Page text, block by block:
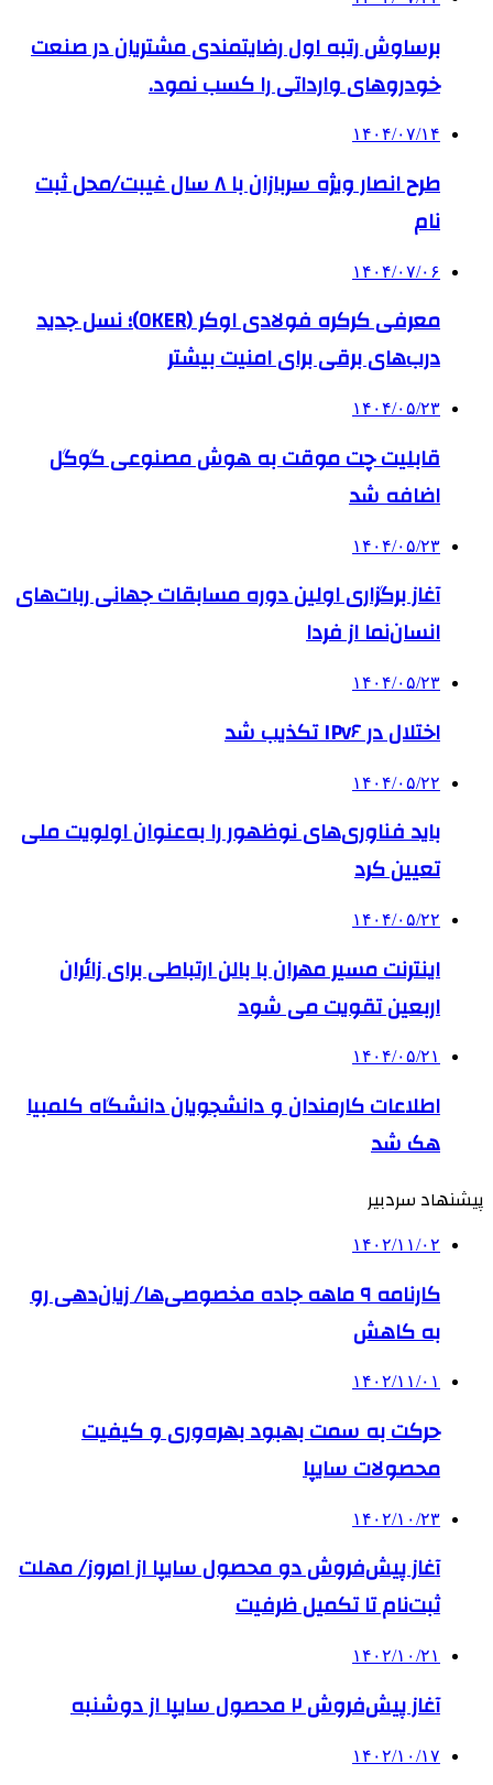
برساوش رتبه اول رضایتمندی مشتریان در صنعت
خودروهای وارداتی را کسب نمود.
۱۴۰۴/۰۷/۱۴
طرح انصار ویژه سربازان با ۸ سال غیبت/محل ثبت
نام
۱۴۰۴/۰۷/۰۶
معرفی کرکره فولادی اوکر (OKER)؛ نسل جدید
درب‌های برقی برای امنیت بیشتر
۱۴۰۴/۰۵/۲۳
قابلیت چت موقت به هوش مصنوعی گوگل
اضافه شد
۱۴۰۴/۰۵/۲۳
آغاز برگزاری اولین دوره مسابقات جهانی ربات‌های
انسان‌نما از فردا
۱۴۰۴/۰۵/۲۳
اختلال در IPv۶ تکذیب شد
۱۴۰۴/۰۵/۲۲
باید فناوری‌های نوظهور را به‌عنوان اولویت ملی
تعیین کرد
۱۴۰۴/۰۵/۲۲
اینترنت مسیر مهران با بالن ارتباطی برای زائران
اربعین تقویت می شود
۱۴۰۴/۰۵/۲۱
اطلاعات کارمندان و دانشجویان دانشگاه کلمبیا
هک شد
پیشنهاد سردبیر
۱۴۰۲/۱۱/۰۲
کارنامه ۹ ماهه جاده مخصوصی‌ها/ زیان‌دهی رو
به کاهش
۱۴۰۲/۱۱/۰۱
حرکت به سمت بهبود بهره‌وری و کیفیت
محصولات سایپا
۱۴۰۲/۱۰/۲۳
آغاز پیش‌فروش دو محصول سایپا از امروز/ مهلت
ثبت‌نام تا تکمیل ظرفیت
۱۴۰۲/۱۰/۲۱
آغاز پیش‌فروش ٢ محصول سایپا از دوشنبه
۱۴۰۲/۱۰/۱۷